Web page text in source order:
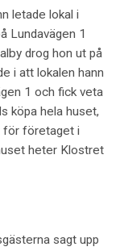
letade lokal i
Lundavägen 1
drog hon ut på
i att lokalen hann
1 och fick veta
köpa hela huset,
för företaget i
heter Klostret
sagt upp